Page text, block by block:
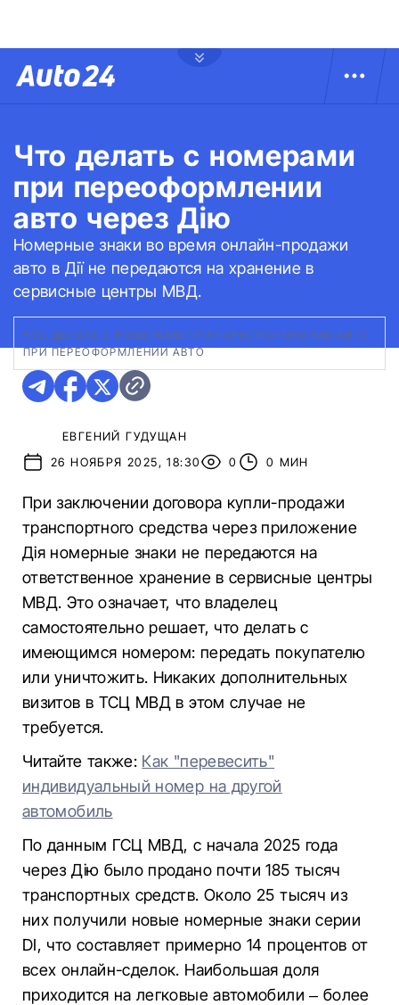
Что делать с номерами
при переоформлении
авто через Дію
Номерные знаки во время онлайн-продажи
авто в Дії не передаются на хранение в
сервисные центры МВД.
ЧТО ДЕЛАТЬ С НОМЕРАМИ ПРИ ПЕРЕОФОРМЛЕНИИ АВТО
ПРИ ПЕРЕОФОРМЛЕНИИ АВТО
ЕВГЕНИЙ ГУДУЩАН
26 НОЯБРЯ 2025, 18:30
0 0 МИН
При заключении договора купли-продажи
транспортного средства через приложение
Дія номерные знаки не передаются на
ответственное хранение в сервисные центры
МВД. Это означает, что владелец
самостоятельно решает, что делать с
имеющимся номером: передать покупателю
или уничтожить. Никаких дополнительных
визитов в ТСЦ МВД в этом случае не
требуется.
Читайте также: Как "перевесить"
индивидуальный номер на другой
автомобиль
По данным ГСЦ МВД, с начала 2025 года
через Дію было продано почти 185 тысяч
транспортных средств. Около 25 тысяч из
них получили новые номерные знаки серии
DI, что составляет примерно 14 процентов от
всех онлайн-сделок. Наибольшая доля
приходится на легковые автомобили – более